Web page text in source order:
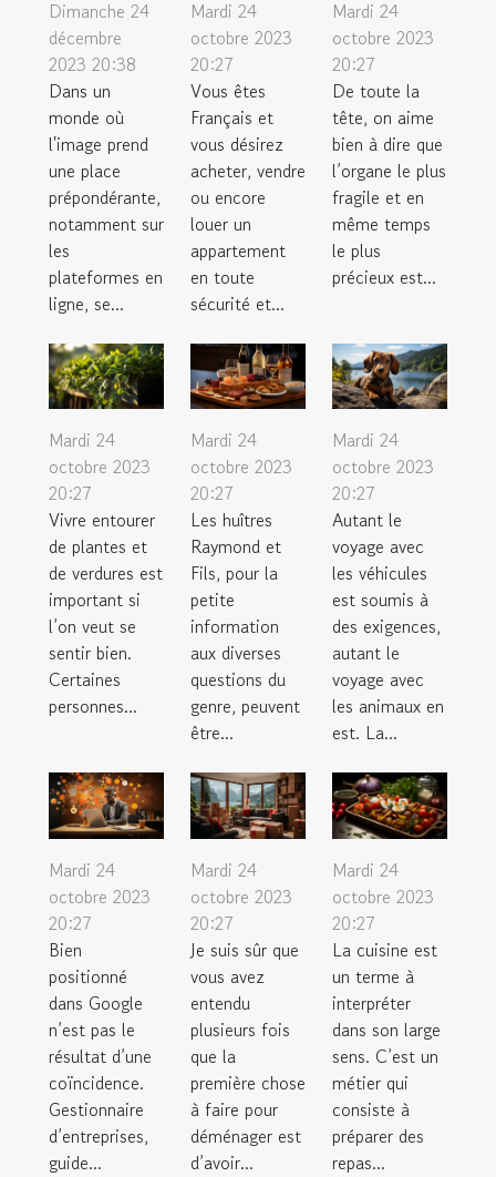
Dimanche 24
décembre
2023 20:38
Dans un
monde où
l'image prend
une place
prépondérante,
notamment sur
les
plateformes en
ligne, se...
Mardi 24
octobre 2023
20:27
Vous êtes
Français et
vous désirez
acheter, vendre
ou encore
louer un
appartement
en toute
sécurité et...
Mardi 24
octobre 2023
20:27
De toute la
tête, on aime
bien à dire que
l’organe le plus
fragile et en
même temps
le plus
précieux est...
Mardi 24
octobre 2023
20:27
Vivre entourer
de plantes et
de verdures est
important si
l’on veut se
sentir bien.
Certaines
personnes...
Mardi 24
octobre 2023
20:27
Les huîtres
Raymond et
Fils, pour la
petite
information
aux diverses
questions du
genre, peuvent
être...
Mardi 24
octobre 2023
20:27
Autant le
voyage avec
les véhicules
est soumis à
des exigences,
autant le
voyage avec
les animaux en
est. La...
Mardi 24
octobre 2023
20:27
Bien
positionné
dans Google
n’est pas le
résultat d’une
coïncidence.
Gestionnaire
d’entreprises,
guide...
Mardi 24
octobre 2023
20:27
Je suis sûr que
vous avez
entendu
plusieurs fois
que la
première chose
à faire pour
déménager est
d’avoir...
Mardi 24
octobre 2023
20:27
La cuisine est
un terme à
interpréter
dans son large
sens. C’est un
métier qui
consiste à
préparer des
repas...